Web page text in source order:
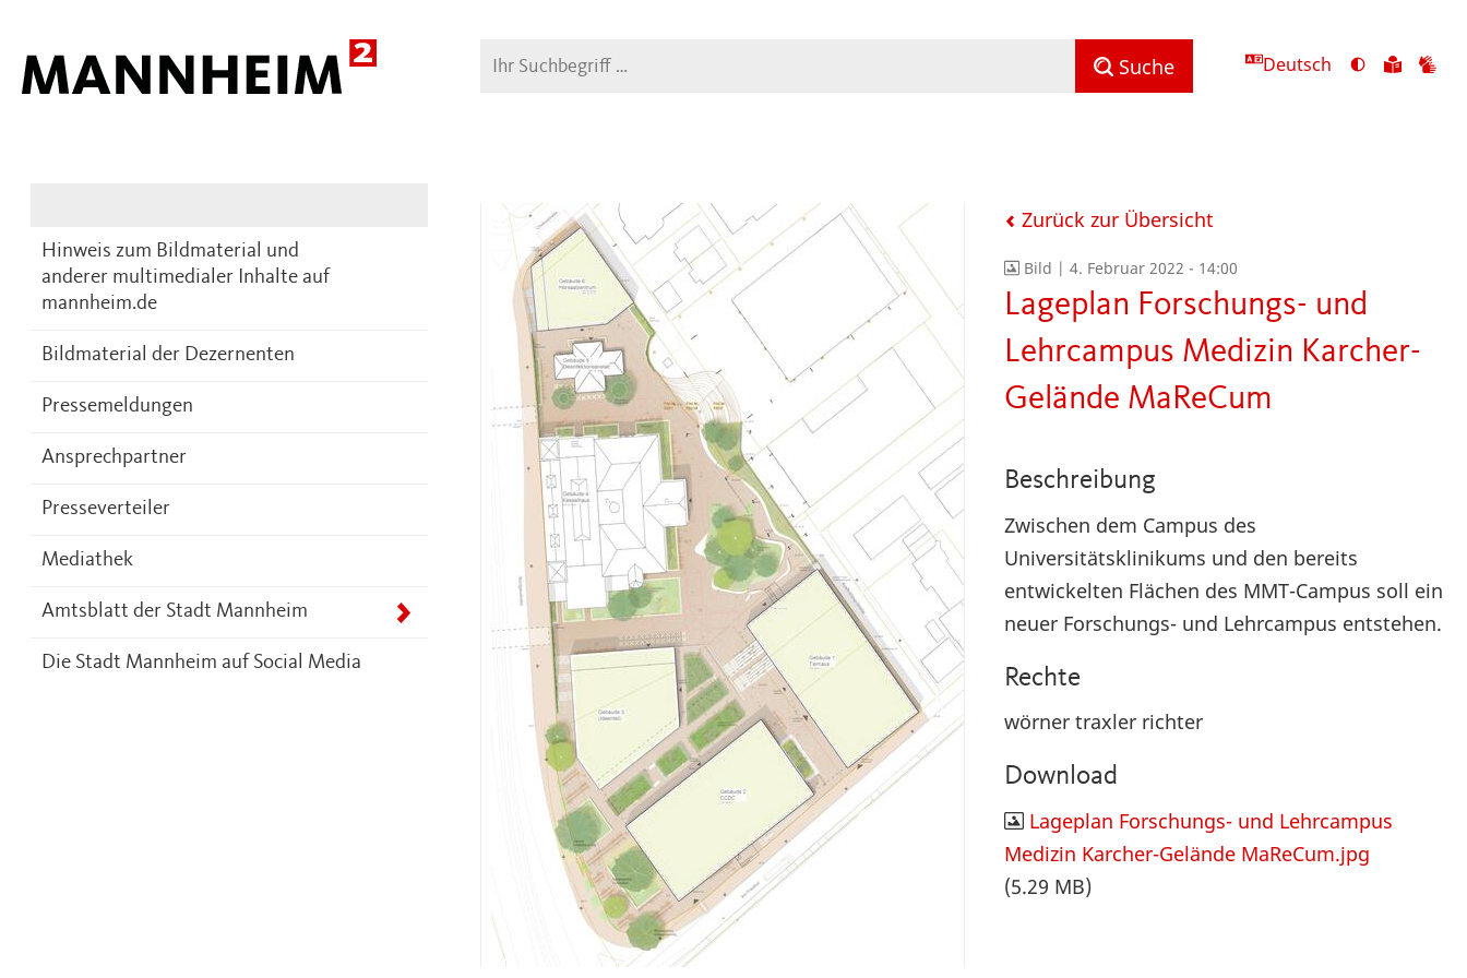
Suche Suche Deutsch
Ansicht
Zu
Hinweis zum Bildmaterial und
anderer multimedialer Inhalte auf
mannheim.de
Bildmaterial der Dezernenten
Pressemeldungen
Ansprechpartner
Presseverteiler
Mediathek
Amtsblatt der Stadt Mannheim
Die Stadt Mannheim auf Social Media
Zurück zur Übersicht
Bild |4. Februar 2022 - 14:00
Lageplan Forschungs- und
Lehrcampus Medizin Karcher-
Gelände MaReCum
Beschreibung
Zwischen dem Campus des
Universitätsklinikums und den bereits
entwickelten Flächen des MMT-Campus soll ein
neuer Forschungs- und Lehrcampus entstehen.
Rechte
wörner traxler richter
Download
Lageplan Forschungs- und Lehrcampus
Medizin Karcher-Gelände MaReCum.jpg
(5.29 MB)